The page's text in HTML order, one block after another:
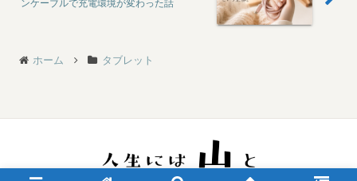
ンケーブルで充電環境が変わった話
ホーム タブレット